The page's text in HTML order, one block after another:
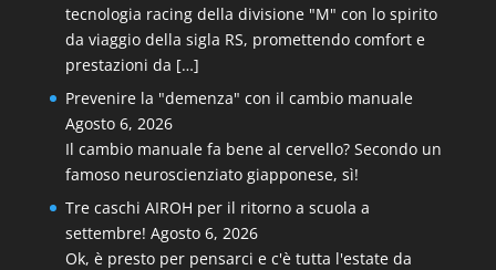
tecnologia racing della divisione "M" con lo spirito
da viaggio della sigla RS, promettendo comfort e
prestazioni da […]
Prevenire la "demenza" con il cambio manuale
Agosto 6, 2026
Il cambio manuale fa bene al cervello? Secondo un
famoso neuroscienziato giapponese, sì!
Tre caschi AIROH per il ritorno a scuola a
settembre! Agosto 6, 2026
Ok, è presto per pensarci e c'è tutta l'estate da